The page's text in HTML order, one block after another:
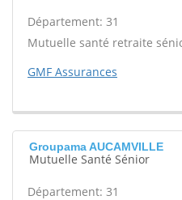
Département: 31
Mutuelle santé retraite
GMF Assurances
Groupama AUCAMVILLE
Mutuelle Santé Sénior
Département: 31